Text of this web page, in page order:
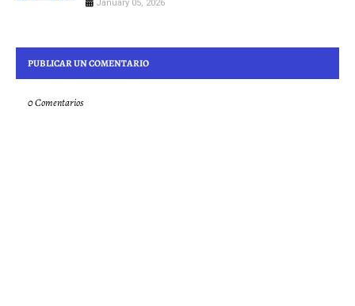
January 05, 2026
PUBLICAR UN COMENTARIO
0 Comentarios